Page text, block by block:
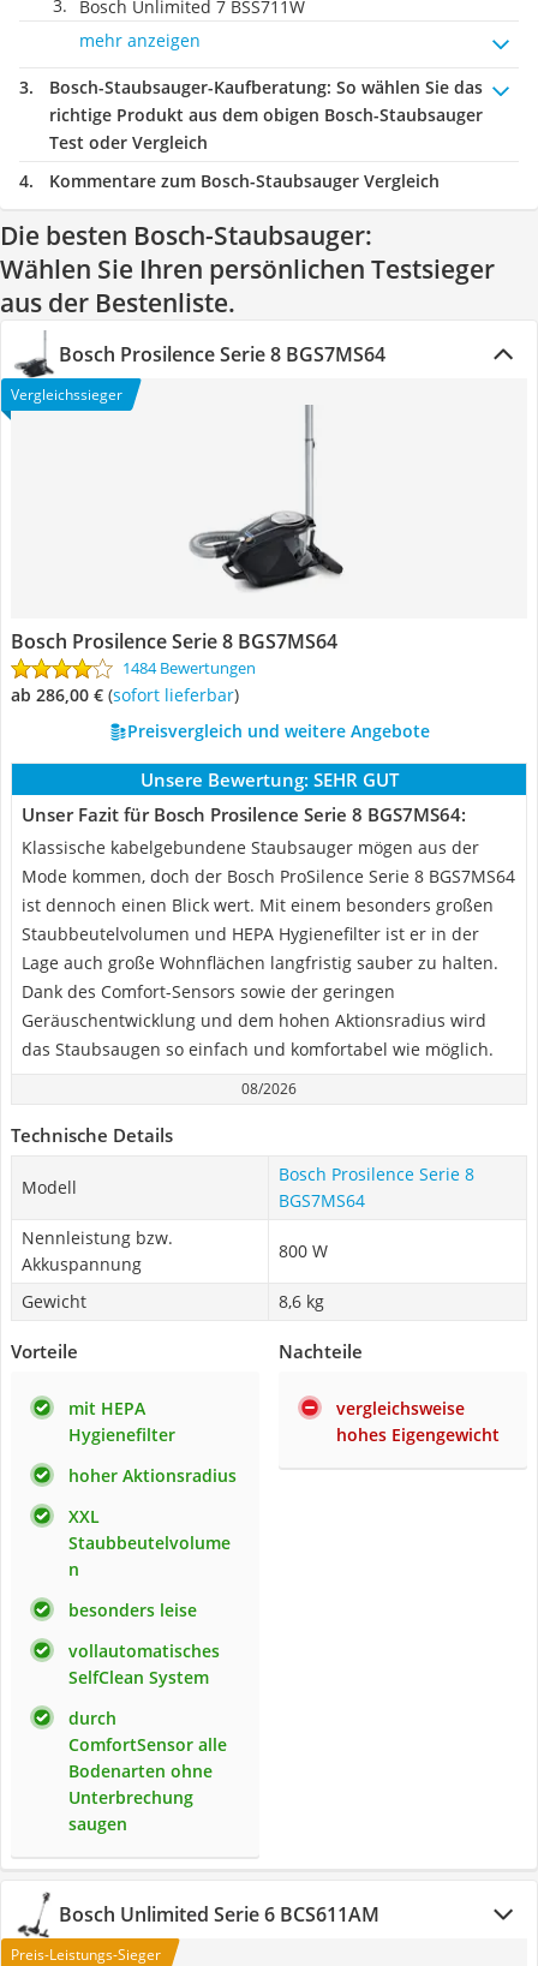
Bosch Unlimited 7 BSS711W
mehr anzeigen
Bosch-Staubsauger-Kaufberatung: So wählen Sie das
richtige Produkt aus dem obigen Bosch-Staubsauger
Test oder Vergleich
Kommentare zum Bosch-Staubsauger Vergleich
Die besten Bosch-Staubsauger:
Wählen Sie Ihren persönlichen Testsieger
aus der Bestenliste.
Bosch Prosilence Serie 8 BGS7MS64
Vergleichssieger
Bosch Prosilence Serie 8 BGS7MS64
1484 Bewertungen
ab 286,00 € ( Sofort lieferbar)
Preisvergleich und weitere Angebote
Unsere Bewertung: SEHR GUT
Unser Fazit für Bosch Prosilence Serie 8 BGS7MS64:
Klassische kabelgebundene Staubsauger mögen aus der
Mode kommen, doch der Bosch ProSilence Serie 8 BGS7MS64
ist dennoch einen Blick wert. Mit einem besonders großen
Staubbeutelvolumen und HEPA Hygienefilter ist er in der
Lage auch große Wohnflächen langfristig sauber zu halten.
Dank des Comfort-Sensors sowie der geringen
Geräuschentwicklung und dem hohen Aktionsradius wird
das Staubsaugen so einfach und komfortabel wie möglich.
08/2026
Technische Details
Modell
Bosch Prosilence Serie 8
BGS7MS64
Nennleistung bzw.
Akkuspannung
800 W
Gewicht 8,6 kg
Vorteile
mit HEPA
Hygienefilter
hoher Aktionsradius
XXL
Staubbeutelvolume
n
besonders leise
vollautomatisches
SelfClean System
durch
ComfortSensor alle
Bodenarten ohne
Unterbrechung
saugen
Nachteile
vergleichsweise
hohes Eigengewicht
Bosch Unlimited Serie 6 BCS611AM
Preis-Leistungs-Sieger